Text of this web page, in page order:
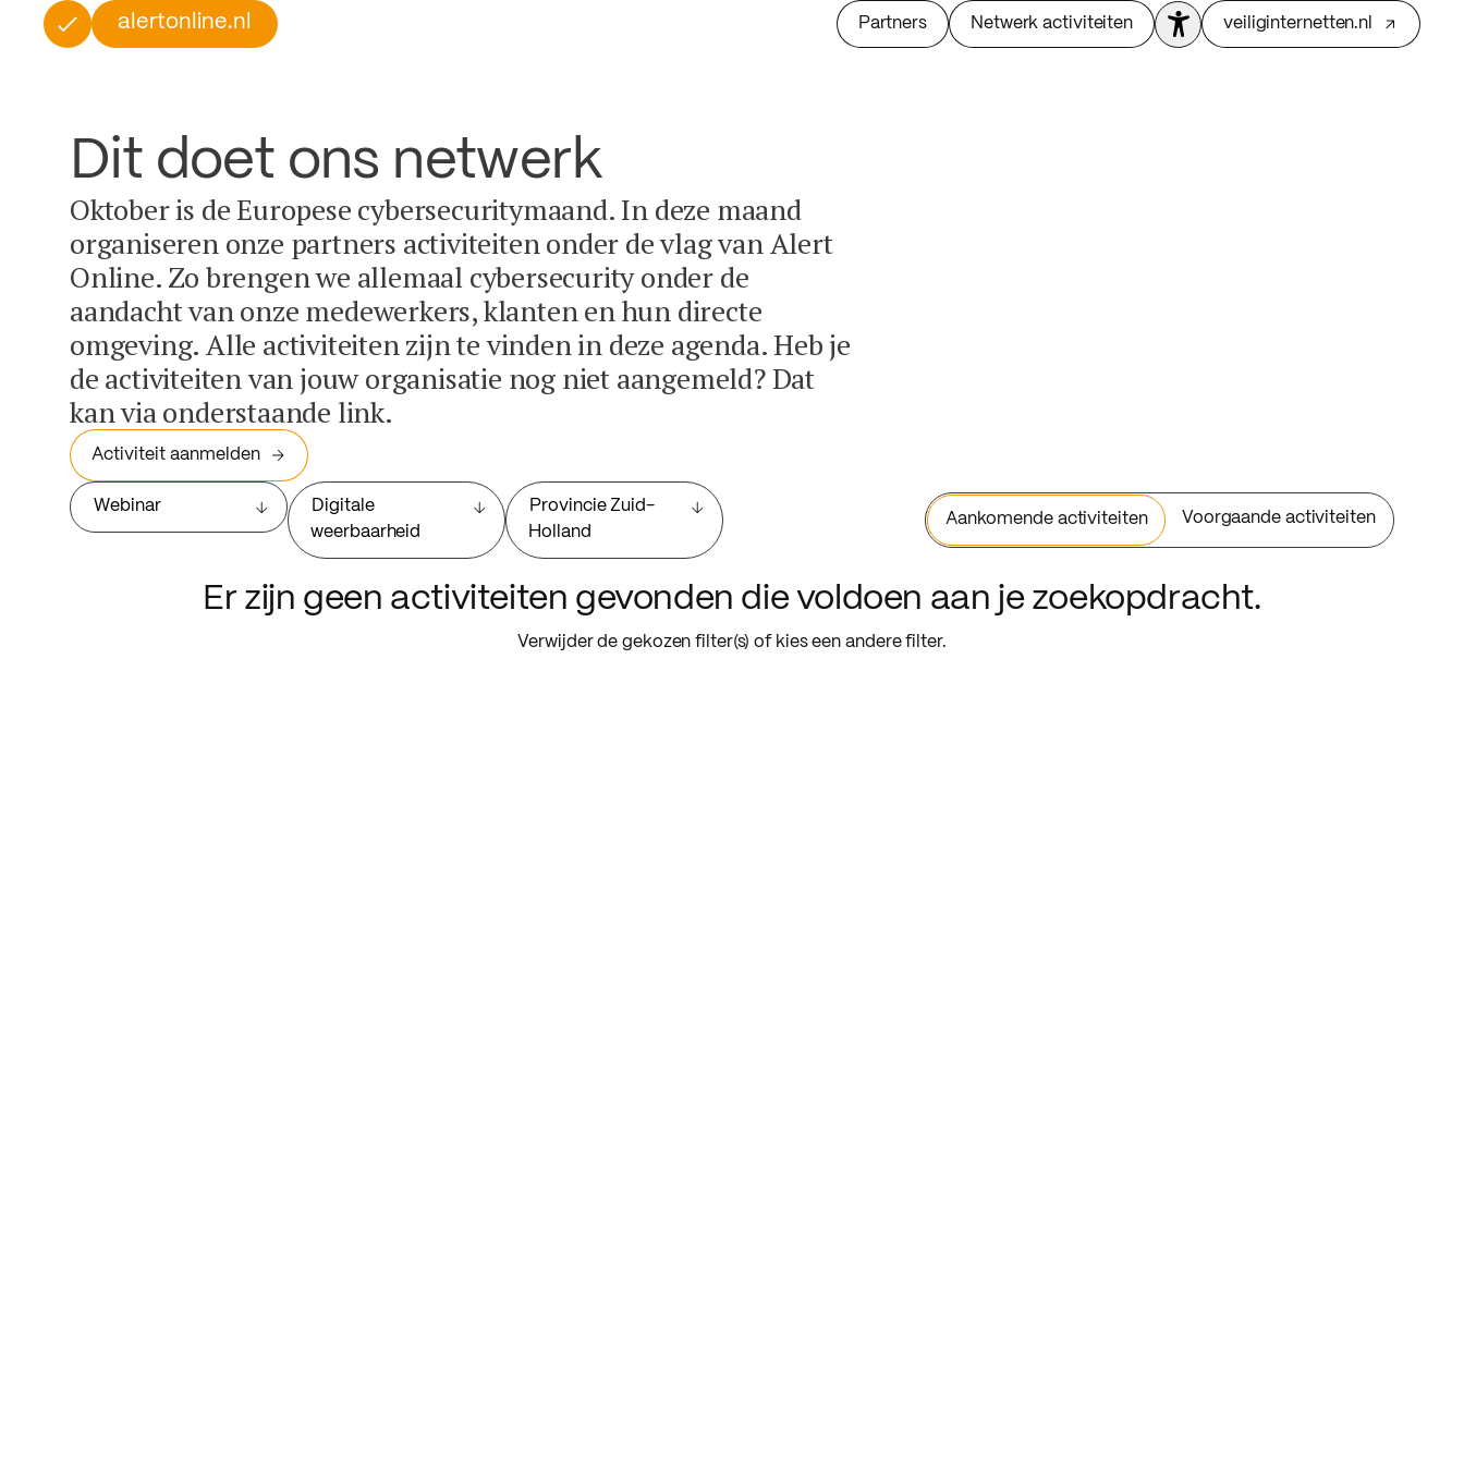
alertonline.nl Partners Netwerk activiteiten veiliginternetten.nl
Dit doet ons netwerk
Oktober is de Europese cybersecuritymaand. In deze maand
organiseren onze partners activiteiten onder de vlag van Alert
Online. Zo brengen we allemaal cybersecurity onder de
aandacht van onze medewerkers, klanten en hun directe
omgeving. Alle activiteiten zijn te vinden in deze agenda. Heb je
de activiteiten van jouw organisatie nog niet aangemeld? Dat
kan via onderstaande link.
Activiteit aanmelden
Webinar
Digitale
weerbaarheid
Provincie Zuid-
Holland
Aankomende activiteiten Voorgaande activiteiten
Er zijn geen activiteiten gevonden die voldoen aan je zoekopdracht.
Verwijder de gekozen filter(s) of kies een andere filter.